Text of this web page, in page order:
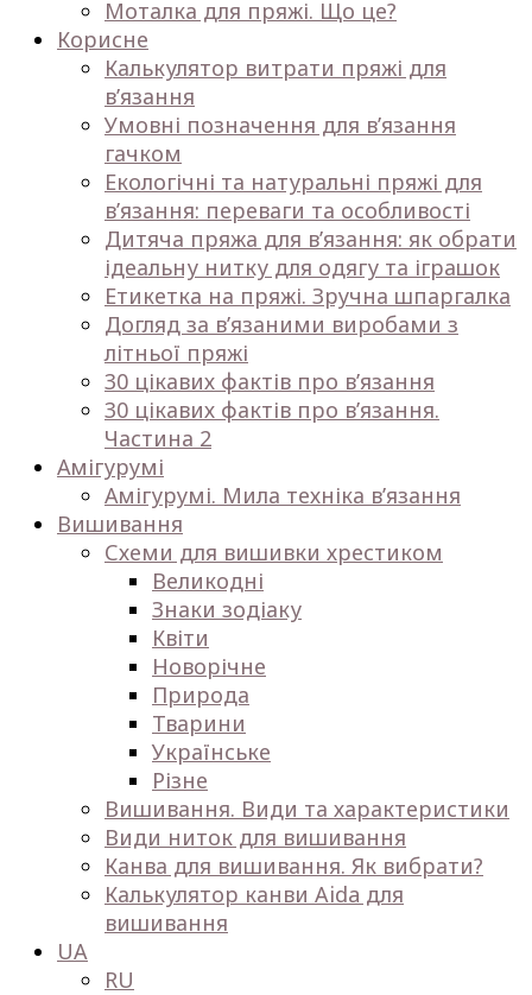
Моталка для пряжі. Що це?
Корисне
Калькулятор витрати пряжі для
в’язання
Умовні позначення для в’язання
гачком
Екологічні та натуральні пряжі для
в’язання: переваги та особливості
Дитяча пряжа для в’язання: як обрати
ідеальну нитку для одягу та іграшок
Етикетка на пряжі. Зручна шпаргалка
Догляд за в’язаними виробами з
літньої пряжі
30 цікавих фактів про в’язання
30 цікавих фактів про в’язання.
Частина 2
Амігурумі
Амігурумі. Мила техніка в’язання
Вишивання
Схеми для вишивки хрестиком
Великодні
Знаки зодіаку
Квіти
Новорічне
Природа
Тварини
Українське
Різне
Вишивання. Види та характеристики
Види ниток для вишивання
Канва для вишивання. Як вибрати?
Калькулятор канви Aida для
вишивання
UA
RU